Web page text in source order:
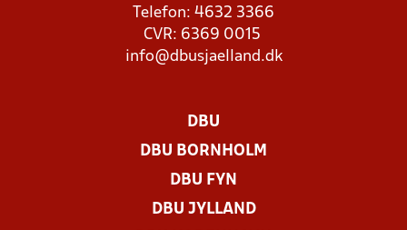
Telefon: 4632 3366
CVR: 6369 0015
info@dbusjaelland.dk
DBU
DBU BORNHOLM
DBU FYN
DBU JYLLAND